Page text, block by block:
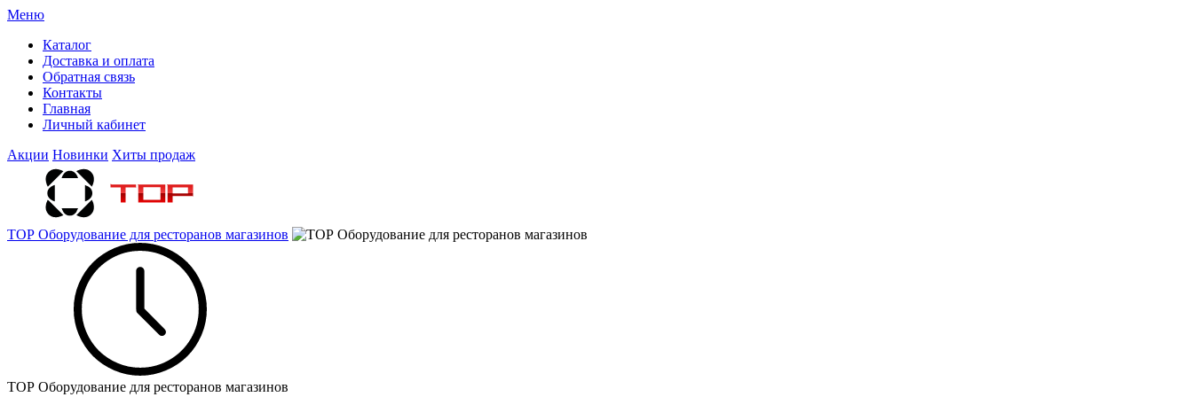
Меню
Каталог
Доставка и оплата
Обратная связь
Контакты
Главная
Личный кабинет
Акции Новинки Хиты продаж
ТОР Оборудование для ресторанов магазинов
ТОР Оборудование для ресторанов магазинов